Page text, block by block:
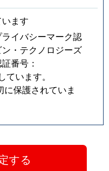
ます
イバシーマーク認
・テクノロジーズ
番号：
ています。
保護されていま